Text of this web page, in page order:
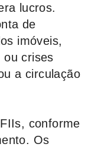
lucros.
de
imóveis,
ou crises
a circulação
conforme
Os